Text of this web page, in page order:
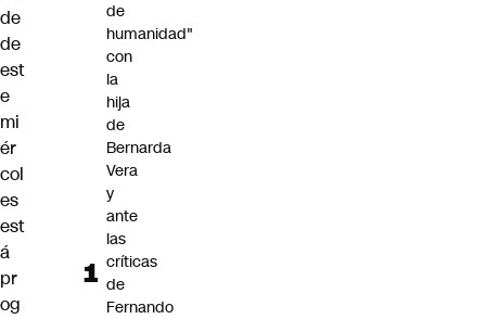
de
de
est
e
mi
ér
col
es
est
á
pr
og
de
humanidad"
con
la
hija
de
Bernarda
Vera
y
ante
las
críticas
de
Fernando